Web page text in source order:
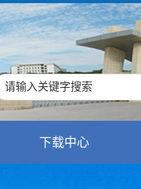
下载中心